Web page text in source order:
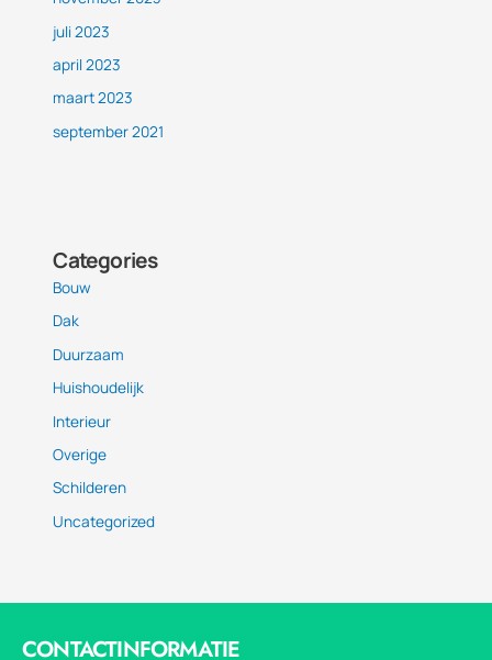
juli 2023
april 2023
maart 2023
september 2021
Categories
Bouw
Dak
Duurzaam
Huishoudelijk
Interieur
Overige
Schilderen
Uncategorized
CONTACTINFORMATIE